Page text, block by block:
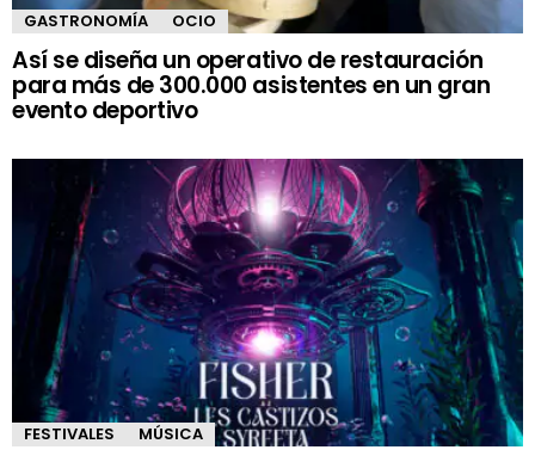
GASTRONOMÍA OCIO
Así se diseña un operativo de restauración
para más de 300.000 asistentes en un gran
evento deportivo
FESTIVALES MÚSICA